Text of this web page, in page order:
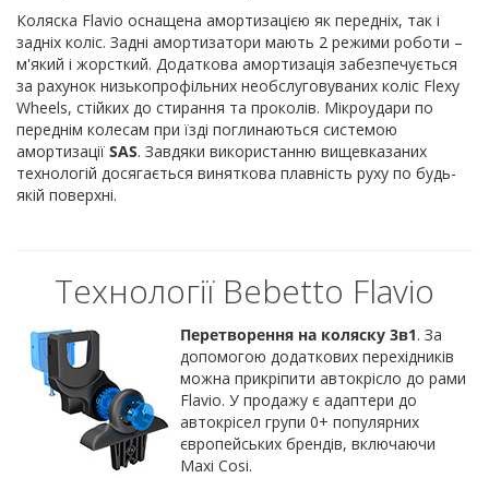
Коляска Flavio оснащена амортизацією як передніх, так і
задніх коліс. Задні амортизатори мають 2 режими роботи –
м'який і жорсткий. Додаткова амортизація забезпечується
за рахунок низькопрофільних необслуговуваних коліс Flexy
Wheels, стійких до стирання та проколів. Мікроудари по
переднім колесам при їзді поглинаються системою
амортизації SAS. Завдяки використанню вищевказаних
технологій досягається виняткова плавність руху по будь-
якій поверхні.
Технології Bebetto Flavio
Перетворення на коляску 3в1. За
допомогою додаткових перехідників
можна прикріпити автокрісло до рами
Flavio. У продажу є адаптери до
автокрісел групи 0+ популярних
європейських брендів, включаючи
Maxi Cosi.